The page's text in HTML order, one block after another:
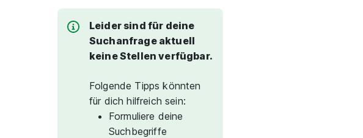
Leider sind für deine
Suchanfrage aktuell
keine Stellen verfügbar.
Folgende Tipps könnten
für dich hilfreich sein:
Formuliere deine
Suchbegriffe